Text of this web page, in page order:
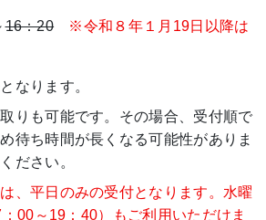
16：20
※令和８年１月19日以降は
なります。
りも可能です。その場合、受付順で
待ち時間が長くなる可能性がありま
ださい。
、平日のみの受付となります。水曜
00～19：40）もご利用いただけま